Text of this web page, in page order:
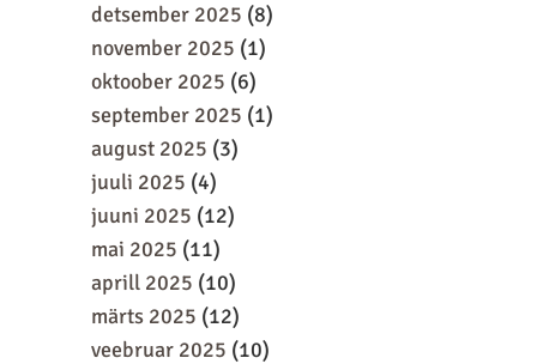
detsember 2025 (8)
november 2025 (1)
oktoober 2025 (6)
september 2025 (1)
august 2025 (3)
juuli 2025 (4)
juuni 2025 (12)
mai 2025 (11)
aprill 2025 (10)
märts 2025 (12)
veebruar 2025 (10)